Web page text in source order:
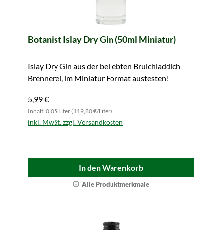
Botanist Islay Dry Gin (50ml Miniatur)
Islay Dry Gin aus der beliebten Bruichladdich
Brennerei, im Miniatur Format austesten!
5,99 €
Inhalt: 0.05 Liter (119,80 €/Liter)
inkl. MwSt. zzgl. Versandkosten
In den Warenkorb
Alle Produktmerkmale